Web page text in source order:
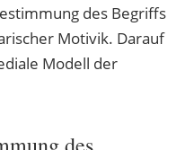
des Begriffs
Motivik. Darauf
Modell der